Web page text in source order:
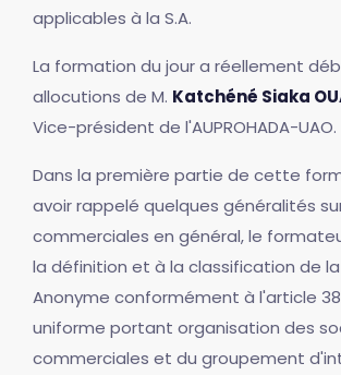
applicables à la S.A.
La formation du jour a réellement
allocutions de M. Katchéné Siaka
Vice-président de l'AUPROHADA-UAO.
Dans la première partie de cette
avoir rappelé quelques généralités
commerciales en général, le
la définition et à la classification de
Anonyme conformément à l'article
uniforme portant organisation des
commerciales et du groupement